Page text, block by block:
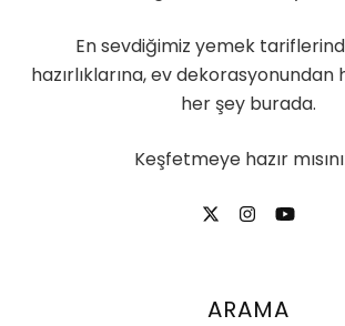
En sevdiğimiz yemek
hazırlıklarına, ev
her şey burada.
Keşfetmeye hazır
ARAMA